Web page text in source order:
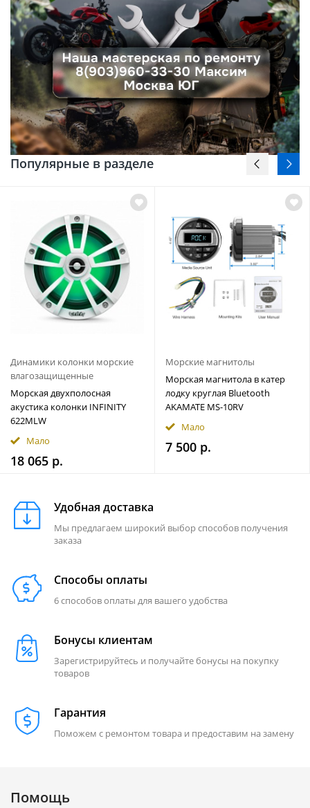
Популярные в разделе
Динамики колонки морские
влагозащищенные
Морская двухполосная
акустика колонки INFINITY
622MLW
Мало
18 065 р.
Морские магнитолы
Морская магнитола в катер
лодку круглая Bluetooth
AKAMATE MS-10RV
Мало
7 500 р.
Удобная доставка
Мы предлагаем широкий выбор способов получения
заказа
Способы оплаты
6 способов оплаты для вашего удобства
Бонусы клиентам
Зарегистрируйтесь и получайте бонусы на покупку
товаров
Гарантия
Поможем с ремонтом товара и предоставим на замену
Помощь